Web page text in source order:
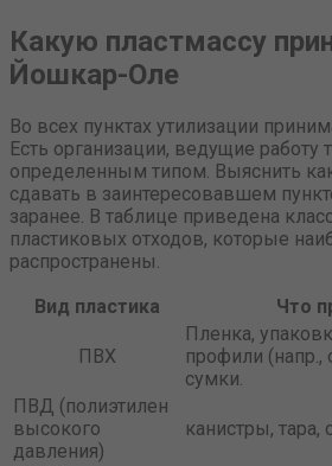
Какую пластмассу
Йошкар-Оле
Во всех пунктах утилизации
Есть организации, ведущие работу
определенным типом. Выяснить
сдавать в заинтересовавшем
заранее. В таблице приведена
пластиковых отходов, которые
распространены.
Вид пластика
Что
ПВХ
Пленка,
профили
сумки.
ПВД (полиэтилен
высокого
давления)
канистры, тара,